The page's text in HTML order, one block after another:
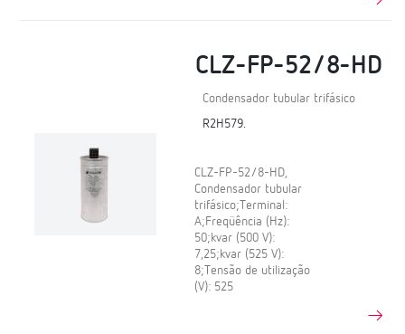
CLZ-FP-52/8-HD
Condensador tubular trifásico
R2H579.
CLZ-FP-52/8-HD,
Condensador tubular
trifásico;Terminal:
A;Freqüência (Hz):
50;kvar (500 V):
7,25;kvar (525 V):
8;Tensão de utilização
(V): 525